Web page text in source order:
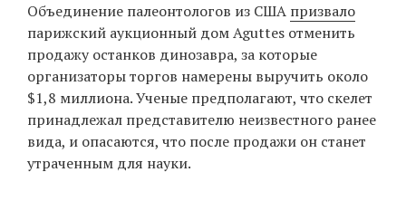
EN
UA
Объединение палеонтологов из США призвало
парижский аукционный дом Aguttes отменить
продажу останков динозавра, за которые
организаторы торгов намерены выручить около
$1,8 миллиона. Ученые предполагают, что скелет
принадлежал представителю неизвестного ранее
вида, и опасаются, что после продажи он станет
утраченным для науки.